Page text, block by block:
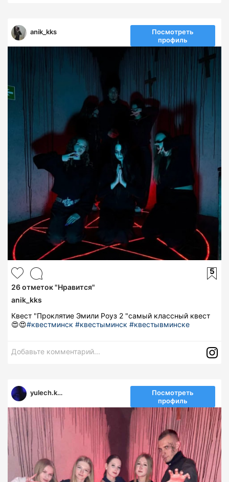
anik_kks
Посмотреть
профиль
5
26отметок "Нравится"
anik_kks
Квест "Проклятие Эмили Роуз 2 "самый классный квест
😍😍#квестминск #квестыминск #квестывминске
Добавьте комментарий...
yulech.ka_14
Посмотреть
профиль